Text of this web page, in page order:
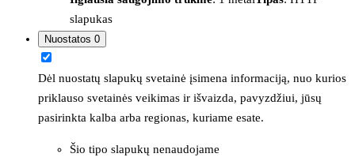
slapukas
Nuostatos 0
Dėl nuostatų slapukų svetainė įsimena informaciją, nuo kurios
priklauso svetainės veikimas ir išvaizda, pavyzdžiui, jūsų
pasirinkta kalba arba regionas, kuriame esate.
Šio tipo slapukų nenaudojame